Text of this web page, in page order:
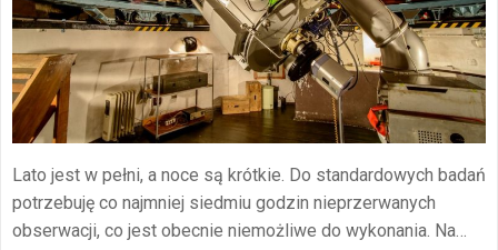
Lato jest w pełni, a noce są krótkie. Do standardowych badań
potrzebuję co najmniej siedmiu godzin nieprzerwanych
obserwacji, co jest obecnie niemożliwe do wykonania. Na…